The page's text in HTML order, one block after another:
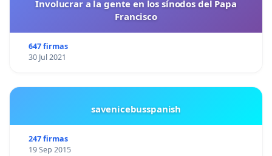
Involucrar a la gente en los sínodos del Papa
Francisco
647 firmas
30 Jul 2021
savenicebusspanish
247 firmas
19 Sep 2015